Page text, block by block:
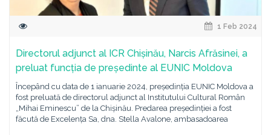
1 Feb 2024
Directorul adjunct al ICR Chișinău, Narcis Afrăsinei, a
preluat funcția de președinte al EUNIC Moldova
Începând cu data de 1 ianuarie 2024, președinția EUNIC Moldova a
fost preluată de directorul adjunct al Institutului Cultural Român
„Mihai Eminescu” de la Chișinău. Predarea președinției a fost
făcută de Excelența Sa, dna. Stella Avalone, ambasadoarea